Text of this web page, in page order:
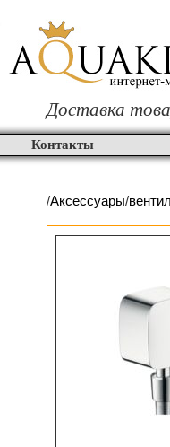
Доставка
Контакты
/Аксессуары/